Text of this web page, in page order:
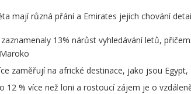
mají různá přání a Emirates jejich chování
13% nárůst vyhledávání letů,
zaměřují na africké destinace, jako jsou Egypt,
12 % více než loni a rostoucí zájem je o